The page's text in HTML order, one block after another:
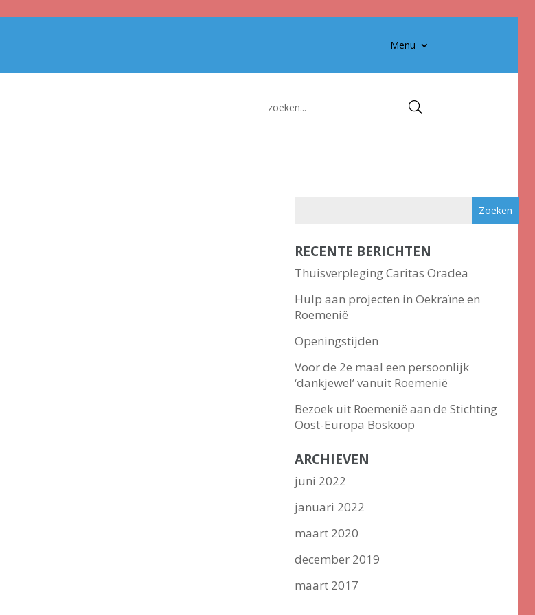
Menu
RECENTE BERICHTEN
Thuisverpleging Caritas Oradea
Hulp aan projecten in Oekraïne en
Roemenië
Openingstijden
Voor de 2e maal een persoonlijk
‘dankjewel’ vanuit Roemenië
Bezoek uit Roemenië aan de Stichting
Oost-Europa Boskoop
ARCHIEVEN
juni 2022
januari 2022
maart 2020
december 2019
maart 2017